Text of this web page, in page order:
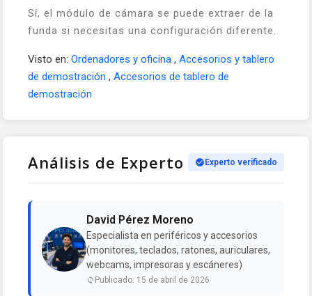
Sí, el módulo de cámara se puede extraer de la
funda si necesitas una configuración diferente.
Visto en: Ordenadores y oficina , Accesorios y tablero
de demostración , Accesorios de tablero de
demostración
Análisis de Experto Experto verificado
David Pérez Moreno
Especialista en periféricos y accesorios
(monitores, teclados, ratones, auriculares,
webcams, impresoras y escáneres)
Publicado: 15 de abril de 2026